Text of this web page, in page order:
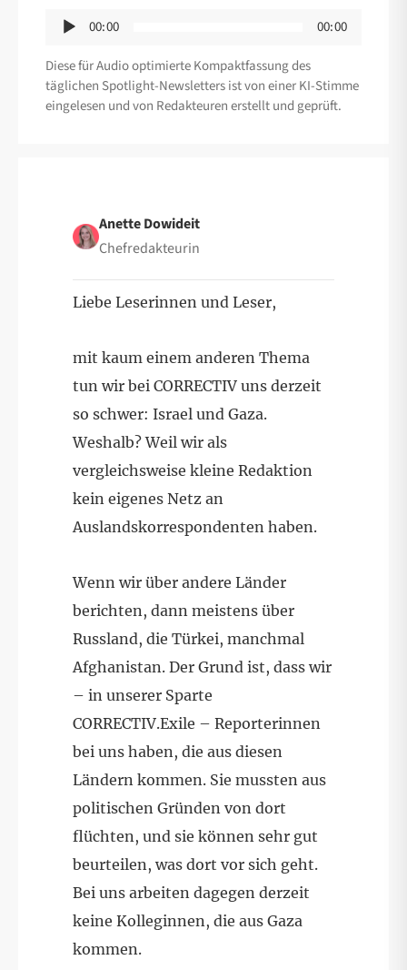
Audio-
00:00 00:00
Diese für Audio optimierte Kompaktfassung des
täglichen Spotlight-Newsletters ist von einer KI-Stimme
eingelesen und von Redakteuren erstellt und geprüft.
Anette Dowideit
Chefredakteurin
Liebe Leserinnen und Leser,
mit kaum einem anderen Thema
tun wir bei CORRECTIV uns derzeit
so schwer: Israel und Gaza.
Weshalb? Weil wir als
vergleichsweise kleine Redaktion
kein eigenes Netz an
Auslandskorrespondenten haben.
Wenn wir über andere Länder
berichten, dann meistens über
Russland, die Türkei, manchmal
Afghanistan. Der Grund ist, dass wir
– in unserer Sparte
CORRECTIV.Exile – Reporterinnen
bei uns haben, die aus diesen
Ländern kommen. Sie mussten aus
politischen Gründen von dort
flüchten, und sie können sehr gut
beurteilen, was dort vor sich geht.
Bei uns arbeiten dagegen derzeit
keine Kolleginnen, die aus Gaza
kommen.